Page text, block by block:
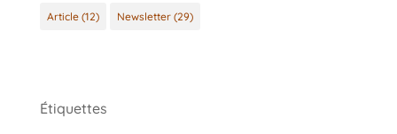
Article(12) Newsletter(29)
Étiquettes